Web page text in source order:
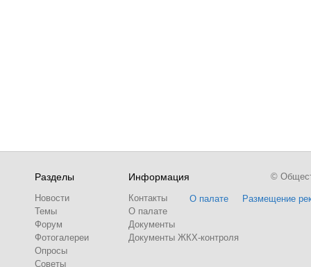
Разделы
Новости
Темы
Форум
Фотогалереи
Опросы
Советы
Информация
Контакты
О палате
Документы
Документы ЖКХ-контроля
О палате Размещение
©